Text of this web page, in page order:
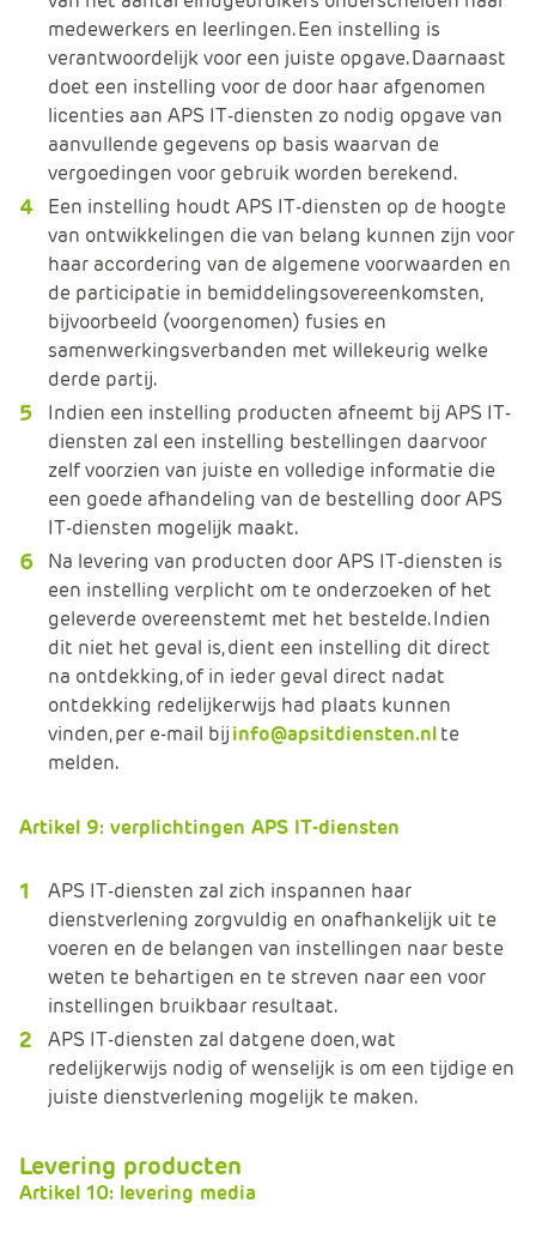
medewerkers en leerlingen. Een instelling is
verantwoordelijk voor een juiste opgave. Daarnaast
doet een instelling voor de door haar afgenomen
licenties aan APS IT-diensten zo nodig opgave van
aanvullende gegevens op basis waarvan de
vergoedingen voor gebruik worden berekend.
Een instelling houdt APS IT-diensten op de hoogte
van ontwikkelingen die van belang kunnen zijn voor
haar accordering van de algemene voorwaarden en
de participatie in bemiddelingsovereenkomsten,
bijvoorbeeld (voorgenomen) fusies en
samenwerkingsverbanden met willekeurig welke
derde partij.
Indien een instelling producten afneemt bij APS IT-
diensten zal een instelling bestellingen daarvoor
zelf voorzien van juiste en volledige informatie die
een goede afhandeling van de bestelling door APS
IT-diensten mogelijk maakt.
Na levering van producten door APS IT-diensten is
een instelling verplicht om te onderzoeken of het
geleverde overeenstemt met het bestelde. Indien
dit niet het geval is, dient een instelling dit direct
na ontdekking, of in ieder geval direct nadat
ontdekking redelijkerwijs had plaats kunnen
vinden, per e-mail bijinfo@apsitdiensten.nlte
melden.
Artikel 9: verplichtingen APS IT-diensten
APS IT-diensten zal zich inspannen haar
dienstverlening zorgvuldig en onafhankelijk uit te
voeren en de belangen van instellingen naar beste
weten te behartigen en te streven naar een voor
instellingen bruikbaar resultaat.
APS IT-diensten zal datgene doen, wat
redelijkerwijs nodig of wenselijk is om een tijdige en
juiste dienstverlening mogelijk te maken.
Levering producten
Artikel 10: levering media